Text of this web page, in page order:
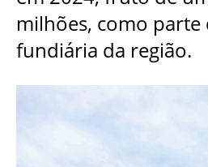
milhões, como
fundiária da região.